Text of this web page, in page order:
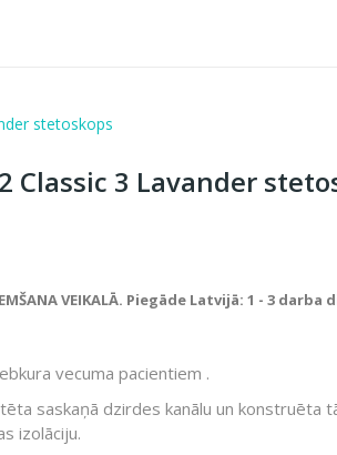
stetoskops
Classic 3 Lavander
VEIKALĀ. Piegāde Latvijā: 1 - 3 darba
vecuma pacientiem .
saskaņā dzirdes kanālu un konstruēta
izolāciju.